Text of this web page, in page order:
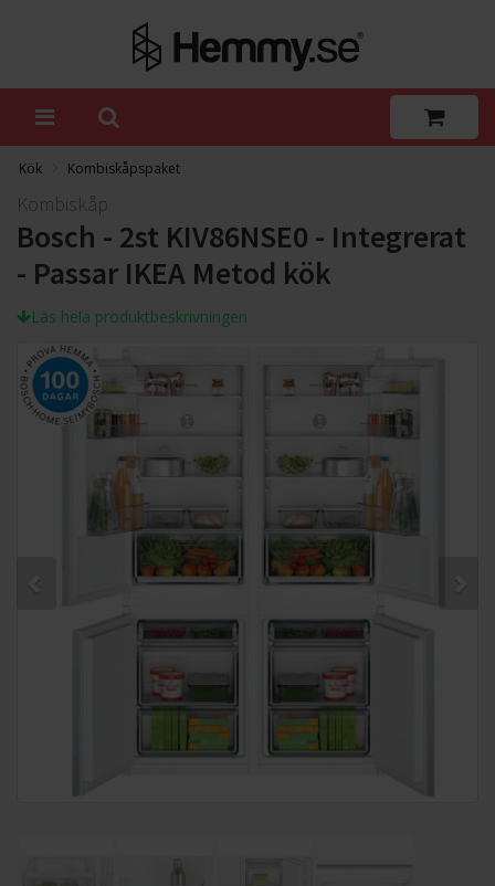
Kök Kombiskåpspaket
Kombiskåp
Bosch - 2st KIV86NSE0 - Integrerat
- Passar IKEA Metod kök
Läs hela produktbeskrivningen